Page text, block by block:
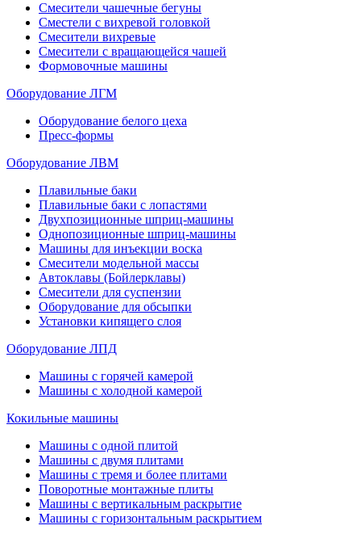
Смесители чашечные бегуны
Сместели с вихревой головкой
Смесители вихревые
Смесители с вращающейся чашей
Формовочные машины
Оборудование ЛГМ
Оборудование белого цеха
Пресс-формы
Оборудование ЛВМ
Плавильные баки
Плавильные баки с лопастями
Двухпозиционные шприц-машины
Однопозиционные шприц-машины
Машины для инъекции воска
Смесители модельной массы
Автоклавы (Бойлерклавы)
Смесители для суспензии
Оборудование для обсыпки
Установки кипящего слоя
Оборудование ЛПД
Машины с горячей камерой
Машины с холодной камерой
Кокильные машины
Машины с одной плитой
Машины с двумя плитами
Машины с тремя и более плитами
Поворотные монтажные плиты
Машины с вертикальным раскрытие
Машины с горизонтальным раскрытием